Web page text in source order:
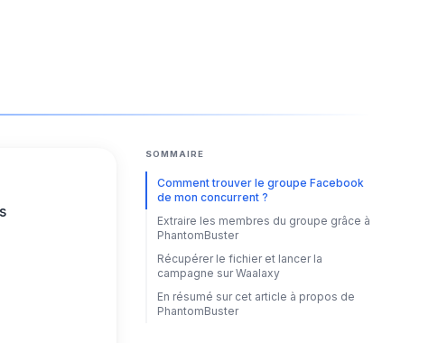
SOMMAIRE
Comment trouver le groupe Facebook
de mon concurrent ?
Extraire les membres du groupe grâce à
PhantomBuster
Récupérer le fichier et lancer la
campagne sur Waalaxy
En résumé sur cet article à propos de
PhantomBuster